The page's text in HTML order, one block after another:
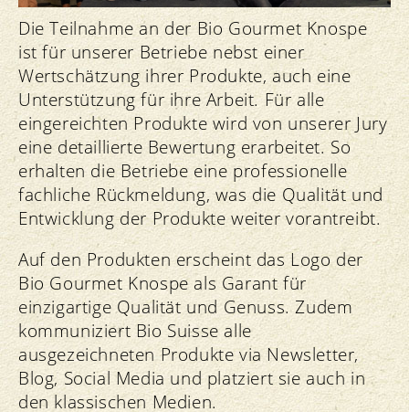
Die Teilnahme an der Bio Gourmet Knospe
ist für unserer Betriebe nebst einer
Wertschätzung ihrer Produkte, auch eine
Unterstützung für ihre Arbeit. Für alle
eingereichten Produkte wird von unserer Jury
eine detaillierte Bewertung erarbeitet. So
erhalten die Betriebe eine professionelle
fachliche Rückmeldung, was die Qualität und
Entwicklung der Produkte weiter vorantreibt.
Auf den Produkten erscheint das Logo der
Bio Gourmet Knospe als Garant für
einzigartige Qualität und Genuss. Zudem
kommuniziert Bio Suisse alle
ausgezeichneten Produkte via Newsletter,
Blog, Social Media und platziert sie auch in
den klassischen Medien.